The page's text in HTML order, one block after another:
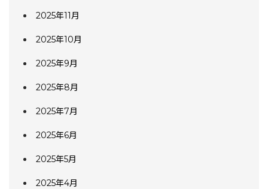
2025年11月
2025年10月
2025年9月
2025年8月
2025年7月
2025年6月
2025年5月
2025年4月